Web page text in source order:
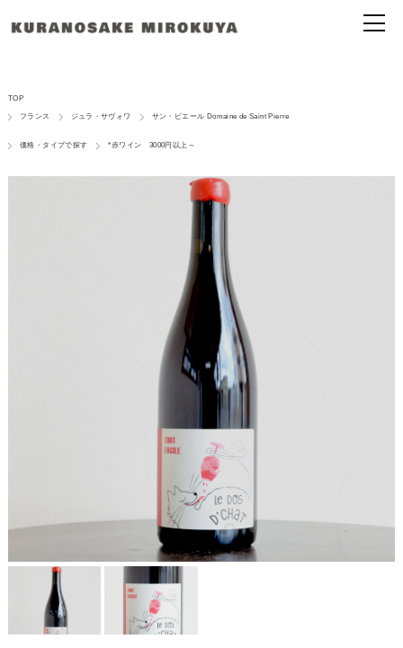
TOP
フランス ジュラ・サヴォワ サン・ピエール Domaine de Saint Pierre
価格・タイプで探す *赤ワイン 3000円以上～